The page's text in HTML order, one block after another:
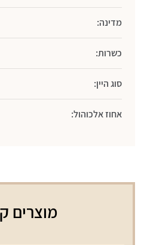
מדינה:
כשרות:
סוג היין:
אחוז אלכוהול:
מוצרים